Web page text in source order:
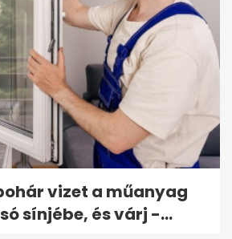
vizet a műanyag
sínjébe, és várj -...